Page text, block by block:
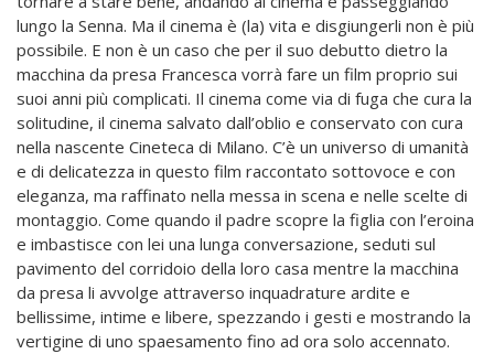
lungo la Senna. Ma il cinema è (la) vita e disgiungerli non è più
possibile. E non è un caso che per il suo debutto dietro la
macchina da presa Francesca vorrà fare un film proprio sui
suoi anni più complicati. Il cinema come via di fuga che cura la
solitudine, il cinema salvato dall’oblio e conservato con cura
nella nascente Cineteca di Milano. C’è un universo di umanità
e di delicatezza in questo film raccontato sottovoce e con
eleganza, ma raffinato nella messa in scena e nelle scelte di
montaggio. Come quando il padre scopre la figlia con l’eroina
e imbastisce con lei una lunga conversazione, seduti sul
pavimento del corridoio della loro casa mentre la macchina
da presa li avvolge attraverso inquadrature ardite e
bellissime, intime e libere, spezzando i gesti e mostrando la
vertigine di uno spaesamento fino ad ora solo accennato.